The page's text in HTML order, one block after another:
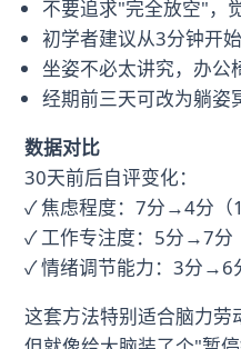
不要追求"完全放空"，
初学者建议从3分钟开
坐姿不必太讲究，办公
经期前三天可改为躺姿
数据对比
30天前后自评变化：
✓ 焦虑程度：7分→4分（
✓ 工作专注度：5分→7分
✓ 情绪调节能力：3分→6
这套方法特别适合脑力劳